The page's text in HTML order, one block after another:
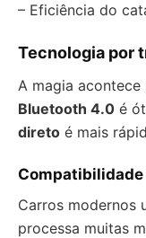
– Eficiência do
Tecnologia por
A magia
Bluetooth 4.0 é
direto é mais
Compatibilidade
Carros modernos
processa muitas